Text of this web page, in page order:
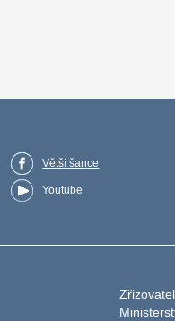
Větší šance
Youtube